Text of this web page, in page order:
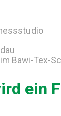
Bawi-Tex-
ein